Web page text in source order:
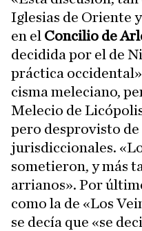
Iglesias de Oriente
en el Concilio de
decidida por el de
práctica
cisma meleciano,
Melecio de
pero desprovisto
jurisdiccionales.
sometieron, y más
arrianos». Por
como la de «Los
se decía que «se